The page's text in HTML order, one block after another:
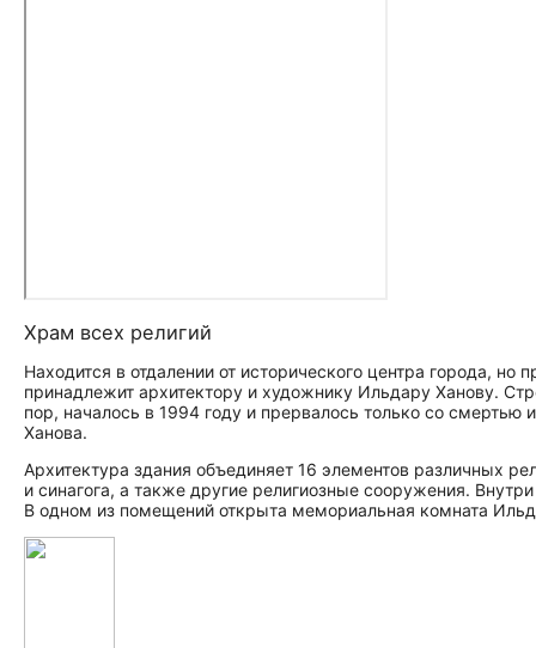
Храм всех религий
Находится в отдалении от исторического центра города, но
принадлежит архитектору и художнику Ильдару Ханову.
пор, началось в 1994 году и прервалось только со смертью
Ханова.
Архитектура здания объединяет 16 элементов различных
и синагога, а также другие религиозные сооружения.
В одном из помещений открыта мемориальная комната